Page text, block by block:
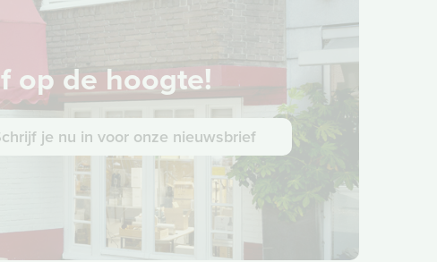
op de hoogte!
je nu in voor onze nieuwsbrief